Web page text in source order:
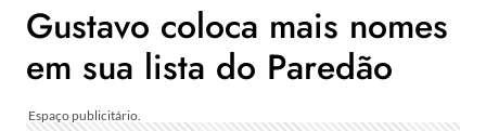
Gustavo coloca mais nomes
em sua lista do Paredão